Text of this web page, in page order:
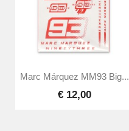
Marc Márquez MM93 Big...
€ 12,00